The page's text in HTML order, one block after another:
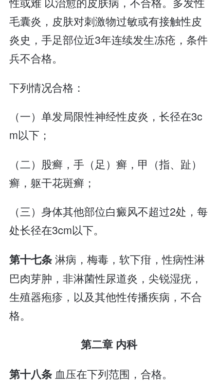
毛囊炎，皮肤对刺激物过敏或有接触性皮
炎史，手足部位近3年连续发生冻疮，条件
兵不合格。
下列情况合格：
（一）单发局限性神经性皮炎，长径在3c
m以下；
（二）股癣，手（足）癣，甲（指、趾）
癣，躯干花斑癣；
（三）身体其他部位白癜风不超过2处，每
处长径在3cm以下。
第十七条淋病，梅毒，软下疳，性病性淋
巴肉芽肿，非淋菌性尿道炎，尖锐湿疣，
生殖器疱疹，以及其他性传播疾病，不合
格。
第二章 内科
第十八条 血压在下列范围，合格。